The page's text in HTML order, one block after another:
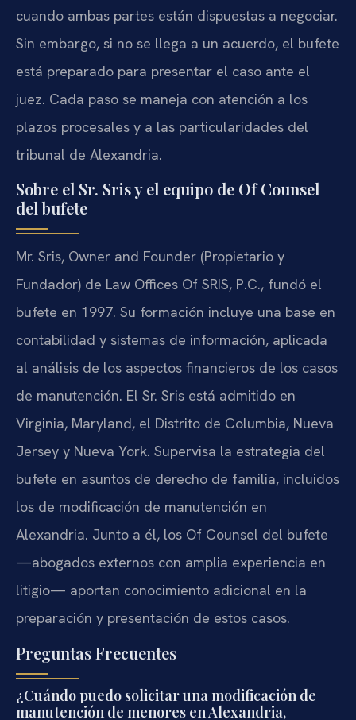
cuando ambas partes están dispuestas a negociar.
Sin embargo, si no se llega a un acuerdo, el bufete
está preparado para presentar el caso ante el
juez. Cada paso se maneja con atención a los
plazos procesales y a las particularidades del
tribunal de Alexandria.
Sobre el Sr. Sris y el equipo de Of Counsel
del bufete
Mr. Sris, Owner and Founder (Propietario y
Fundador) de Law Offices Of SRIS, P.C., fundó el
bufete en 1997. Su formación incluye una base en
contabilidad y sistemas de información, aplicada
al análisis de los aspectos financieros de los casos
de manutención. El Sr. Sris está admitido en
Virginia, Maryland, el Distrito de Columbia, Nueva
Jersey y Nueva York. Supervisa la estrategia del
bufete en asuntos de derecho de familia, incluidos
los de modificación de manutención en
Alexandria. Junto a él, los Of Counsel del bufete
—abogados externos con amplia experiencia en
litigio— aportan conocimiento adicional en la
preparación y presentación de estos casos.
Preguntas Frecuentes
¿Cuándo puedo solicitar una modificación de
manutención de menores en Alexandria,